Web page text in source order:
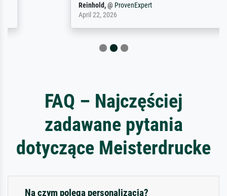
ProvenExpert
April 22, 2026
FAQ – Najczęściej
zadawane pytania
dotyczące Meisterdrucke
Na czym polega personalizacja?